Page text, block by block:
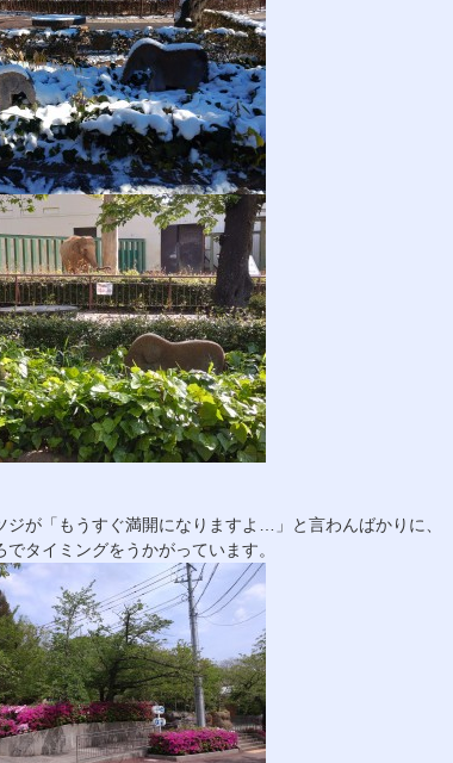
ジが「もうすぐ満開になりますよ…」と言わんばかりに、
でタイミングをうかがっています。